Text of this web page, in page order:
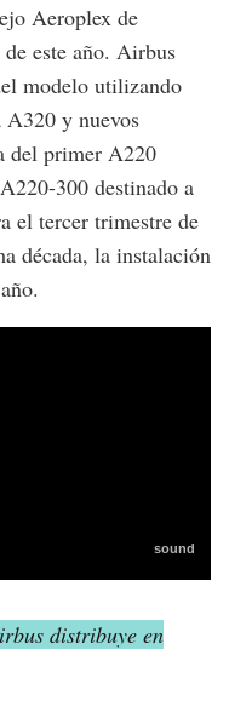
Aeroplex de
este año. Airbus
modelo utilizando
A320 y nuevos
del primer A220
300 destinado a
el tercer trimestre de
década, la instalación
distribuye en